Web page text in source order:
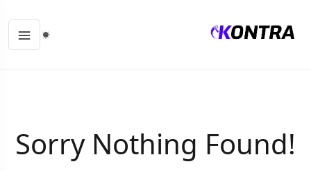
Sorry Nothing Found!